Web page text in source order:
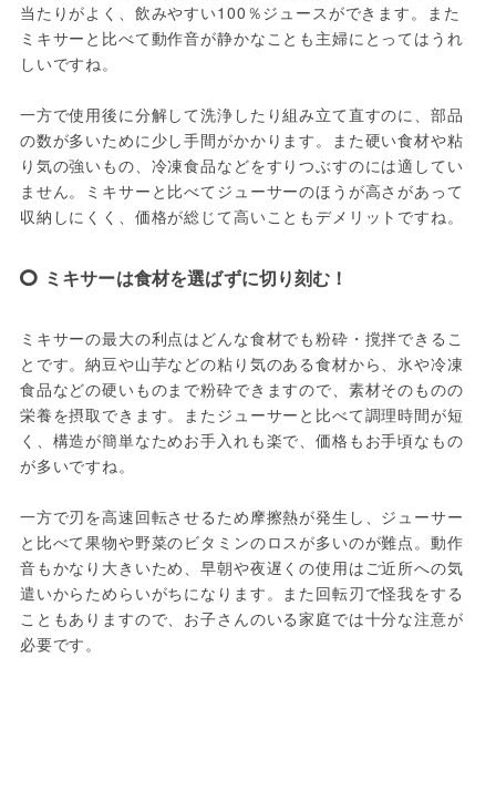
当たりがよく、飲みやすい100％ジュースができます。また
ミキサーと比べて動作音が静かなことも主婦にとってはうれ
しいですね。
一方で使用後に分解して洗浄したり組み立て直すのに、部品
の数が多いために少し手間がかかります。また硬い食材や粘
り気の強いもの、冷凍食品などをすりつぶすのには適してい
ません。ミキサーと比べてジューサーのほうが高さがあって
収納しにくく、価格が総じて高いこともデメリットですね。
ミキサーは食材を選ばずに切り刻む！
ミキサーの最大の利点はどんな食材でも粉砕・撹拌できるこ
とです。納豆や山芋などの粘り気のある食材から、氷や冷凍
食品などの硬いものまで粉砕できますので、素材そのものの
栄養を摂取できます。またジューサーと比べて調理時間が短
く、構造が簡単なためお手入れも楽で、価格もお手頃なもの
が多いですね。
一方で刃を高速回転させるため摩擦熱が発生し、ジューサー
と比べて果物や野菜のビタミンのロスが多いのが難点。動作
音もかなり大きいため、早朝や夜遅くの使用はご近所への気
遣いからためらいがちになります。また回転刃で怪我をする
こともありますので、お子さんのいる家庭では十分な注意が
必要です。